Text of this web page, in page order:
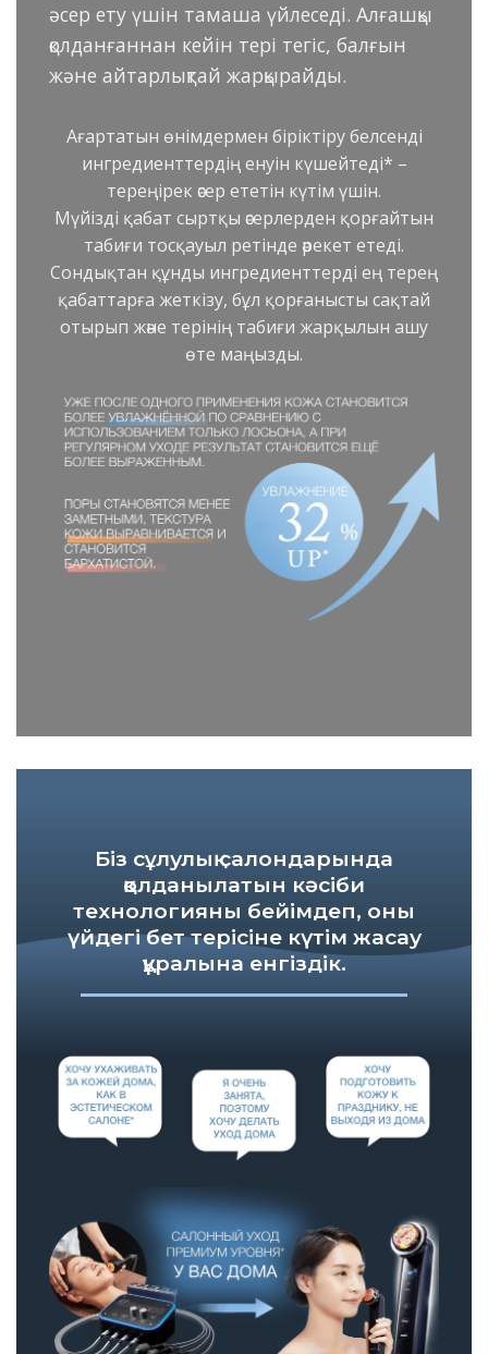
әсер ету үшін тамаша үйлеседі. Алғашқы
қолданғаннан кейін тері тегіс, балғын
және айтарлықтай жарқырайды.
Ағартатын өнімдермен біріктіру белсенді
ингредиенттердің енуін күшейтеді* –
тереңірек әсер ететін күтім үшін.
Мүйізді қабат сыртқы әсерлерден қорғайтын
табиғи тосқауыл ретінде әрекет етеді.
Сондықтан құнды ингредиенттерді ең терең
қабаттарға жеткізу, бұл қорғанысты сақтай
отырып және терінің табиғи жарқылын ашу
өте маңызды.
Біз сұлулық салондарында
қолданылатын кәсіби
технологияны бейімдеп, оны
үйдегі бет терісіне күтім жасау
құралына енгіздік.